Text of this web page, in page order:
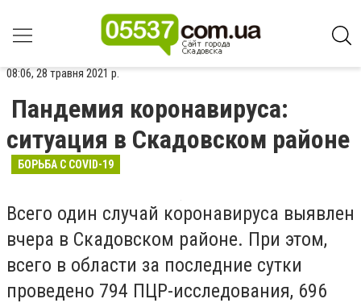
08:06, 28 травня 2021 р.
Пандемия коронавируса:
ситуация в Скадовском районе
БОРЬБА С COVID-19
Всего один случай коронавируса выявлен
вчера в Скадовском районе. При этом,
всего в области за последние сутки
проведено 794 ПЦР-исследования, 696